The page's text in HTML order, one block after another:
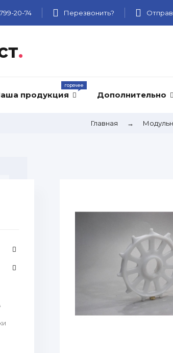
20-74 Перезвонить?
.
продукция Дополнительно
Главная →